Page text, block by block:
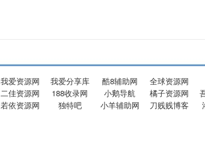
我爱资源网 我爱分享库 酷8辅助网 全球资源网
二佳资源网 188收录网 小鹅导航 橘子资源网
若依资源网 独特吧 小羊辅助网 刀贱贱博客